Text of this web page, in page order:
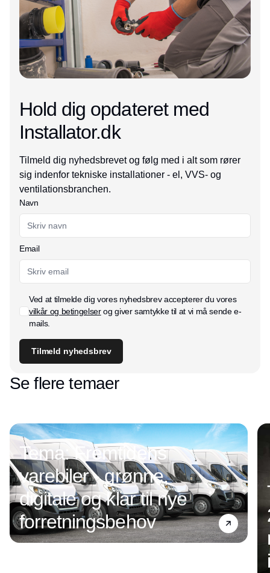
Hold dig opdateret med
Installator.dk
Tilmeld dig nyhedsbrevet og følg med i alt som rører
sig indenfor tekniske installationer - el, VVS- og
ventilationsbranchen.
Navn
Email
Ved at tilmelde dig vores nyhedsbrev accepterer du vores
vilkår og betingelserog giver samtykke til at vi må sende e-
mails.
Tilmeld nyhedsbrev
Se flere temaer
Tema: Fremtidens
varebiler - grønne,
digitale og klar til nye
forretningsbehov